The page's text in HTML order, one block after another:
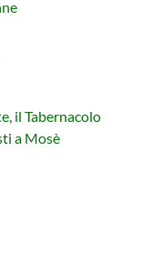
il Tabernacolo
a Mosè